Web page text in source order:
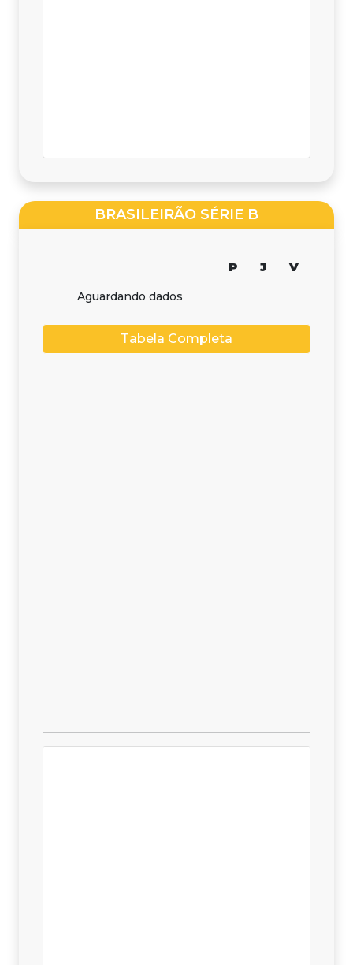
BRASILEIRÃO SÉRIE B
P J V
Aguardando dados
Tabela Completa